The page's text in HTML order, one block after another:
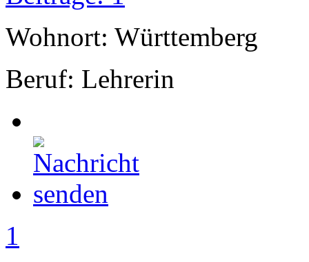
Wohnort: Württemberg
Beruf: Lehrerin
1